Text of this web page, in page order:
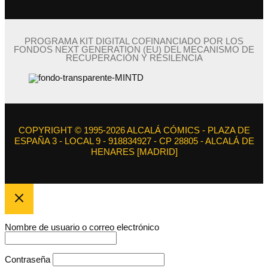
PROGRAMA KIT DIGITAL COFINANCIADO POR LOS
FONDOS NEXT GENERATION (EU) DEL MECANISMO DE
RECUPERACIÓN Y RESILENCIA
COPYRIGHT © 1995-2026 ALCALÁ CÓMICS - PLAZA DE
ESPAÑA 3 - LOCAL 9 - 918834927 - CP 28805 - ALCALÁ DE
HENARES [MADRID]
Nombre de usuario o correo electrónico
Contraseña